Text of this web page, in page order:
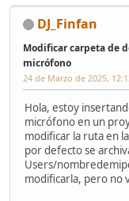
DJ_Finfan
Modificar carpeta de
micrófono
24 de Marzo de 2025,
Hola, estoy
micrófono en un
modificar la ruta en
por defecto se
Users/
modificarla, pero no